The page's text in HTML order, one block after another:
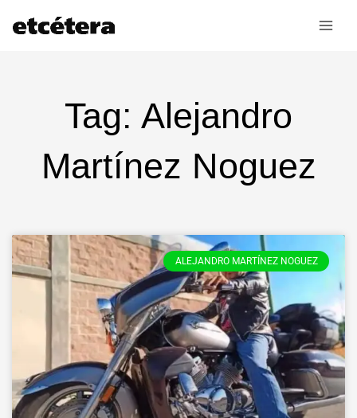
Tag: Alejandro
Martínez Noguez
ALEJANDRO MARTÍNEZ NOGUEZ